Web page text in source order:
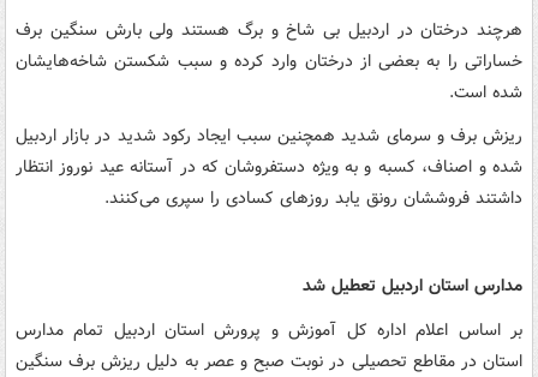
هرچند درختان در اردبیل بی شاخ و برگ هستند ولی بارش سنگین برف
خساراتی را به بعضی از درختان وارد کرده و سبب شکستن شاخه‌هایشان
شده است.
ریزش برف و سرمای شدید همچنین سبب ایجاد رکود شدید در بازار اردبیل
شده و اصناف، کسبه و به ویژه دستفروشان که در آستانه عید نوروز انتظار
داشتند فروششان رونق یابد روزهای کسادی را سپری می‌کنند.
مدارس استان اردبیل تعطیل شد
بر اساس اعلام اداره کل آموزش و پرورش استان اردبیل تمام مدارس
استان در مقاطع تحصیلی در نوبت صبح و عصر به دلیل ریزش برف سنگین